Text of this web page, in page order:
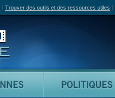
Trouver des outils et des ressources utiles
Canadian Film Online
Personnes